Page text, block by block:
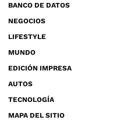
BANCO DE DATOS
NEGOCIOS
LIFESTYLE
MUNDO
EDICIÓN IMPRESA
AUTOS
TECNOLOGÍA
MAPA DEL SITIO